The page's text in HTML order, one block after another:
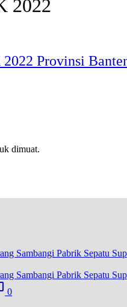
2022
Provinsi
dimuat.
Sambangi Pabrik Sepatu
0